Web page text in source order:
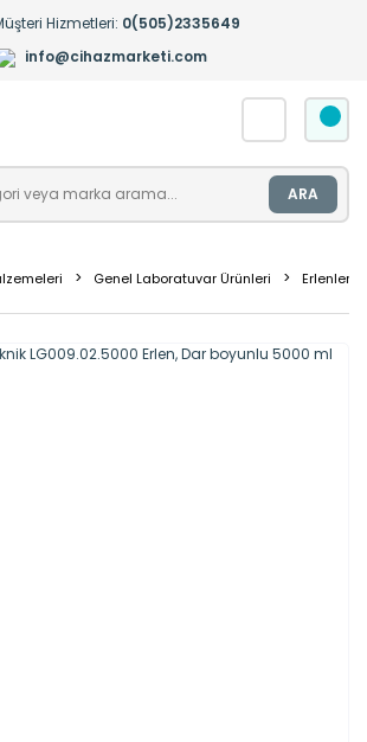
Hizmetleri: 0(505)2335649
info@cihazmarketi.com
ARA
Genel Laboratuvar Ürünleri Erlenler